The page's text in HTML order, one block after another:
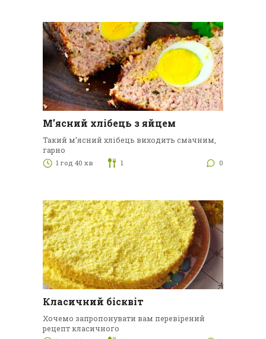
М’ясний хлібець з яйцем
Такий м’ясний хлібець виходить смачним,
гарно
1 год 40 хв 1 0
Класичний бісквіт
Хочемо запропонувати вам перевірений
рецепт класичного